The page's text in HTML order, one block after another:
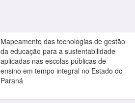
Mapeamento das tecnologias de gestão
da educação para a sustentabilidade
aplicadas nas escolas públicas de
ensino em tempo integral no Estado do
Paraná